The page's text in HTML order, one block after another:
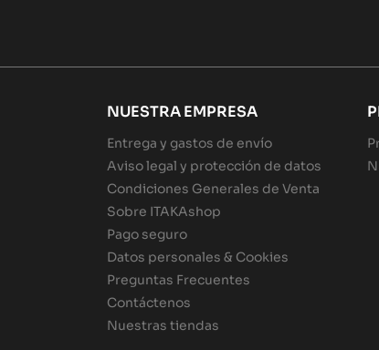
NUESTRA EMPRESA
Entrega y gastos de envío
Aviso legal y protección de datos
Condiciones Generales de Venta
Sobre ITAKAshop
Pago seguro
Datos personales & Cookies
Preguntas Frecuentes
Contáctenos
Nuestras tiendas